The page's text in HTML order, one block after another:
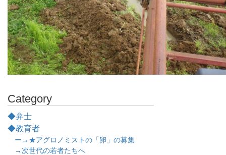
Category
◆弁士
◆教育者
ー→★アグロノミストの「卵」の募集
→次世代の若者たちへ